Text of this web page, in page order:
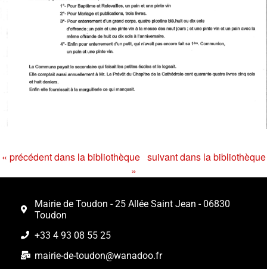
« précédent dans la bibliothèque suivant dans la bibliothèque
»
Mairie de Toudon - 25 Allée Saint Jean - 06830
Toudon
+33 4 93 08 55 25
mairie-de-toudon@wanadoo.fr